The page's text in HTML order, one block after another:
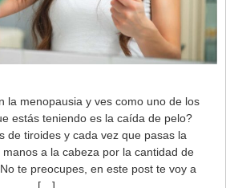
la menopausia y ves como uno de los
estás teniendo es la caída de pelo?
de tiroides y cada vez que pasas la
a la cabeza por la cantidad de
te preocupes, en este post te voy a
[…]